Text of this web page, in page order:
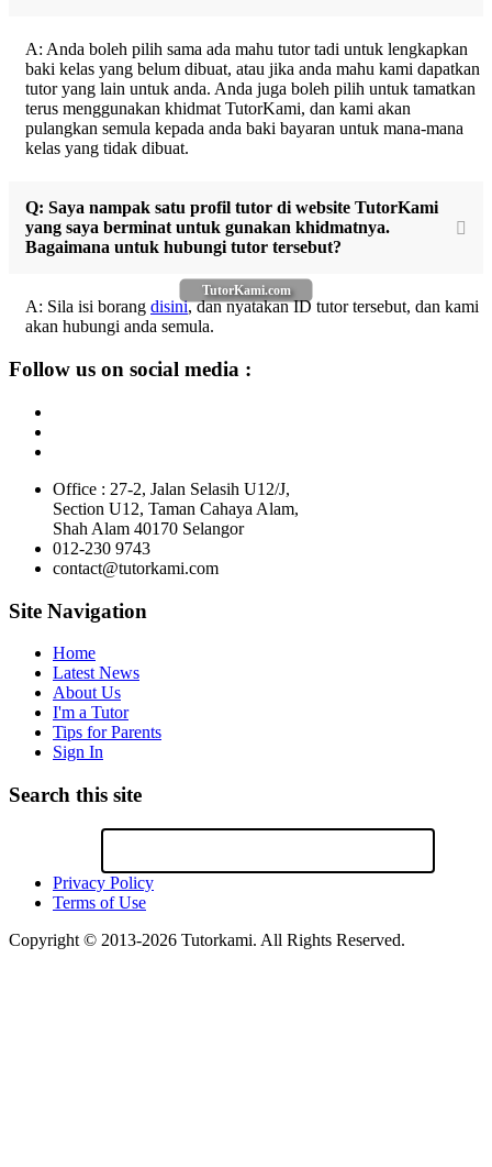
TutorKami.com
A: Anda boleh pilih sama ada mahu tutor tadi untuk lengkapkan
baki kelas yang belum dibuat, atau jika anda mahu kami dapatkan
tutor yang lain untuk anda. Anda juga boleh pilih untuk tamatkan
terus menggunakan khidmat TutorKami, dan kami akan
pulangkan semula kepada anda baki bayaran untuk mana-mana
kelas yang tidak dibuat.
Q: Saya nampak satu profil tutor di website TutorKami
yang saya berminat untuk gunakan khidmatnya.
Bagaimana untuk hubungi tutor tersebut?
A: Sila isi borang disini, dan nyatakan ID tutor tersebut, dan kami
akan hubungi anda semula.
Follow us on social media :
Office : 27-2, Jalan Selasih U12/J,
Section U12, Taman Cahaya Alam,
Shah Alam 40170 Selangor
012-230 9743
contact@tutorkami.com
Site Navigation
Home
Latest News
About Us
I'm a Tutor
Tips for Parents
Sign In
Search this site
Privacy Policy
Terms of Use
Copyright © 2013-2026 Tutorkami. All Rights Reserved.